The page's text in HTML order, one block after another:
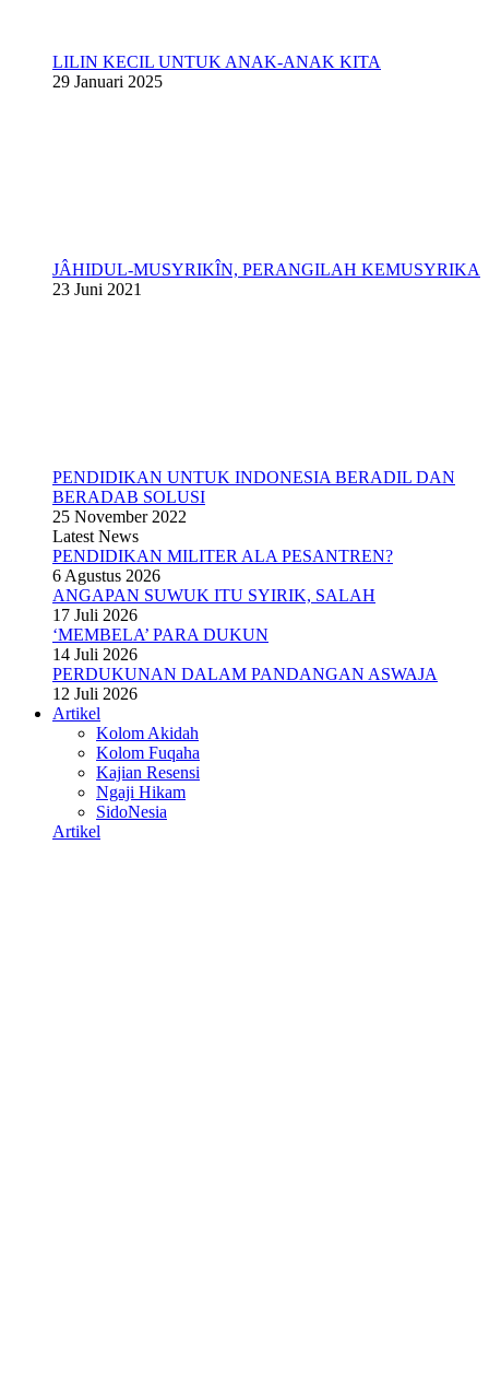
LILIN KECIL UNTUK ANAK-ANAK KITA
29 Januari 2025
JÂHIDUL-MUSYRIKÎN, PERANGILAH KEMUSYRIKA
23 Juni 2021
PENDIDIKAN UNTUK INDONESIA BERADIL DAN
BERADAB SOLUSI
25 November 2022
Latest News
PENDIDIKAN MILITER ALA PESANTREN?
6 Agustus 2026
ANGAPAN SUWUK ITU SYIRIK, SALAH
17 Juli 2026
‘MEMBELA’ PARA DUKUN
14 Juli 2026
PERDUKUNAN DALAM PANDANGAN ASWAJA
12 Juli 2026
Artikel
Kolom Akidah
Kolom Fuqaha
Kajian Resensi
Ngaji Hikam
SidoNesia
Artikel